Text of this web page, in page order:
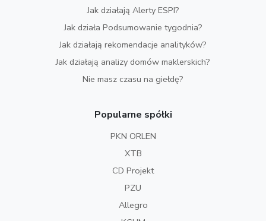
Jak działają Alerty ESPI?
Jak działa Podsumowanie tygodnia?
Jak działają rekomendacje analityków?
Jak działają analizy domów maklerskich?
Nie masz czasu na giełdę?
Popularne spółki
PKN ORLEN
XTB
CD Projekt
PZU
Allegro